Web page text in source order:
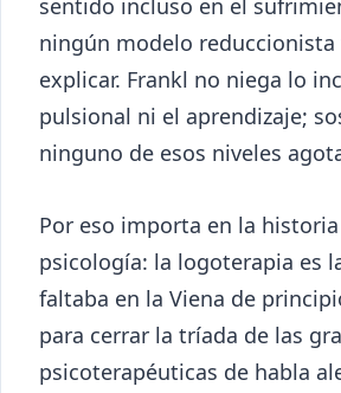
sentido incluso en el
ningún modelo
explicar. Frankl no niega lo
pulsional ni el aprendizaje;
ninguno de esos niveles
Por eso importa en la
psicología: la logoterapia es
faltaba en la Viena de
para cerrar la tríada de las
psicoterapéuticas de habla